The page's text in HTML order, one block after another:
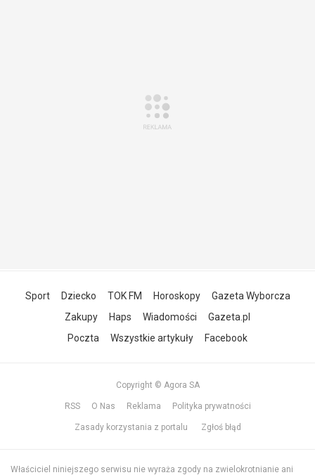
Sport Dziecko TOK FM Horoskopy
Gazeta Wyborcza
Zakupy
Haps Wiadomości
Gazeta.pl
Poczta
Wszystkie artykuły Facebook
Copyright © Agora SA
RSS O Nas Reklama Polityka prywatności
Zasady korzystania z portalu Zgłoś błąd
Właściciel niniejszego serwisu nie wyraża zgody na zwielokrotnianie ani